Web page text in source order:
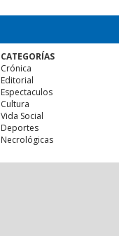
CATEGORÍAS
Crónica
Editorial
Espectaculos
Cultura
Vida Social
Deportes
Necrológicas